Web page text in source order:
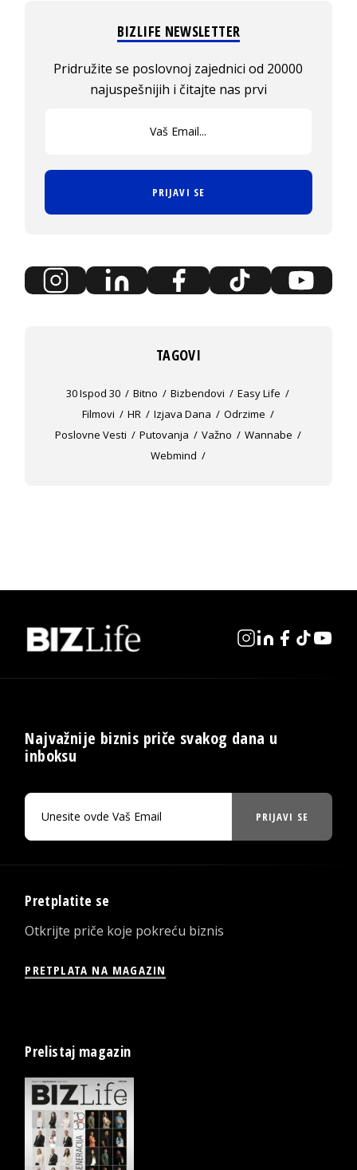
BIZLIFE NEWSLETTER
Pridružite se poslovnoj zajednici od 20000
najuspešnijih i čitajte nas prvi
PRIJAVI SE
TAGOVI
30 Ispod 30 Bitno Bizbendovi
Easy Life
Filmovi
HR Izjava Dana
Odrzime
Poslovne Vesti
Putovanja Važno
Wannabe
Webmind
Najvažnije biznis priče svakog dana u
inboksu
PRIJAVI SE
Pretplatite se
Otkrijte priče koje pokreću biznis
PRETPLATA NA MAGAZIN
Prelistaj magazin